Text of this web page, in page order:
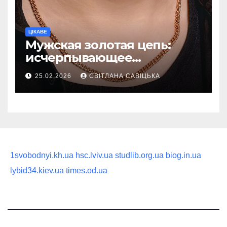
ЦІКАВЕ
Мужская золотая цепь:
исчерпывающее
руководство по выбору
статусного украшения
25.02.2026 СВІТЛАНА САВІЦЬКА
1svobodnyi.kh.ua hsc.lviv.ua studlib.org.ua biog.in.ua
lybid34.kiev.ua times.od.ua